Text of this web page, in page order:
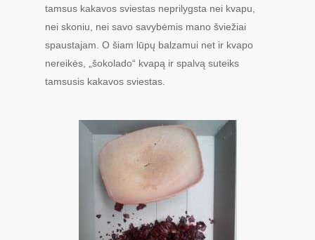
tamsus kakavos sviestas neprilygsta nei kvapu,
nei skoniu, nei savo savybėmis mano šviežiai
spaustajam. O šiam lūpų balzamui net ir kvapo
nereikės, „šokolado“ kvapą ir spalvą suteiks
tamsusis kakavos sviestas.